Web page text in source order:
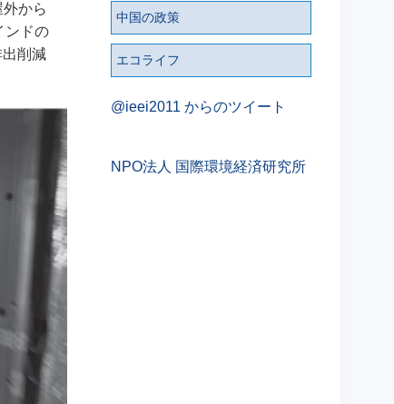
から
ンドの
出削減
中国の政策
エコライフ
@ieei2011 からのツイート
NPO法人 国際環境経済研究所